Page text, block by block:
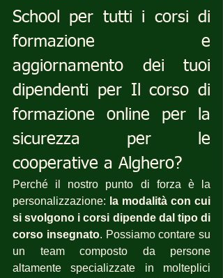
School per tutti i corsi di
formazione e
aggiornamento dei tuoi
dipendenti per Il corso di
formazione online per la
sicurezza per le
cooperative a Alghero?
Perché il nostro punto di forza è la
personalizzazione: la modalità con cui
si svolgono i corsi dipende dal tipo di
corso insegnato. Possiamo contare su
un team composto da persone
altamente specializzate in molteplici